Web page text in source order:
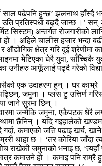
पढेपनि हुन्छ’ झलनाथ हाँस्दै
उति प्रतिस्पर्धा बढ्दै जान्छ ।’
सिस्टम) अन्तर्गत रोजगारीको
। अहिले चालीस हजार भन्दा
र औद्योगिक क्षेत्र गरि दुई श्रेणीमा
भेटिएका धेरै युवा, साँच्चिकै
उनीहरु आफूँलाई पढ्दै गरेको
एक उदाहरण हुन् । घर काभ्रे
जमुना । प्लस टु उत्तिर्ण
जाने सुरमा छिन् ।
जन्मेकि जमुना, एकैपटक धेरै
छैनिन् । यदि गइहालेको
कमाएको जति पढाइ खर्च,
थाहा छ । ‘तर कोरिया जाँदा
राखेकी जमुनाको भनाइ छ,
कमाउने हो । कमाइ पनि